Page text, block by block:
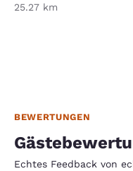
25.27 km
BEWERTUNGEN
Echtes Feedback von